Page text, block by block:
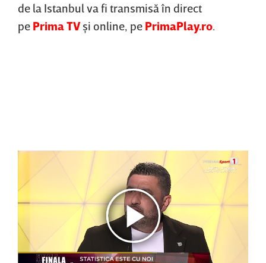
de la Istanbul va fi transmisă în direct
pe Prima TVşi online, pe PrimaPlay.ro.